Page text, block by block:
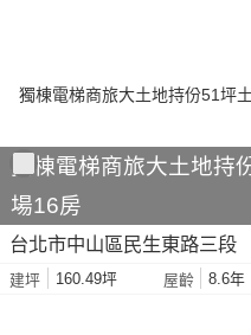
獨棟電梯商旅大土地持
場16房
台北市中山區民生東路三段
建坪 160.49坪 屋齡 8.6年